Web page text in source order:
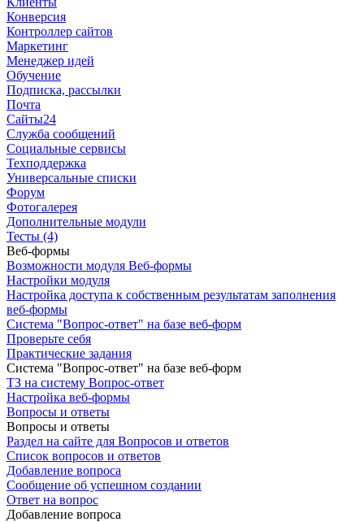
Конверсия
Контроллер сайтов
Маркетинг
Менеджер идей
Обучение
Подписка, рассылки
Почта
Сайты24
Служба сообщений
Социальные сервисы
Техподдержка
Универсальные списки
Форум
Фотогалерея
Дополнительные модули
Тесты (4)
Веб-формы
Возможности модуля Веб-формы
Настройки модуля
Настройка доступа к собственным результатам заполнения
веб-формы
Система "Вопрос-ответ" на базе веб-форм
Проверьте себя
Практические задания
Система "Вопрос-ответ" на базе веб-форм
ТЗ на систему Вопрос-ответ
Настройка веб-формы
Вопросы и ответы
Вопросы и ответы
Раздел на сайте для Вопросов и ответов
Список вопросов и ответов
Добавление вопроса
Сообщение об успешном создании
Ответ на вопрос
Добавление вопроса